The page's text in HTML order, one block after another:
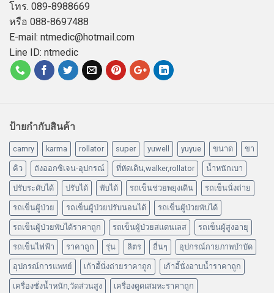
โทร. 089-8988669
หรือ 088-8697488
E-mail: ntmedic@hotmail.com
Line ID: ntmedic
ป้ายกำกับสินค้า
camry karma rollator super yuwell yuyue ขนาด ขา
คิว ถังออกซิเจน-อุปกรณ์ ที่หัดเดิน,walker,rollator น้ำหนักเบา
ปรับระดับได้ ปรับได้ พับได้ รถเข็นช่วยพยุงเดิน รถเข็นนั่งถ่าย
รถเข็นผู้ป่วย รถเข็นผู้ป่วยปรับนอนได้ รถเข็นผู้ป่วยพับได้
รถเข็นผู้ป่วยพับได้ราคาถูก รถเข็นผู้ป่วยสแตนเลส รถเข็นผู้สูงอายุ
รถเข็นไฟฟ้า ราคาถูก รุ่น ลิตร อื่นๆ อุปกรณ์กายภาพบำบัด
อุปกรณ์การแพทย์ เก้าอี้นั่งถ่ายราคาถูก เก้าอี้นั่งอาบน้ำราคาถูก
เครื่องชั่งน้ำหนัก,วัดส่วนสูง เครื่องดูดเสมหะราคาถูก